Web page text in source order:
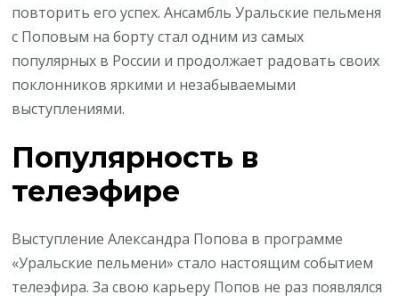
повторить его успех. Ансамбль Уральские пельменя
с Поповым на борту стал одним из самых
популярных в России и продолжает радовать своих
поклонников яркими и незабываемыми
выступлениями.
Популярность в
телеэфире
Выступление Александра Попова в программе
«Уральские пельмени» стало настоящим событием
телеэфира. За свою карьеру Попов не раз появлялся